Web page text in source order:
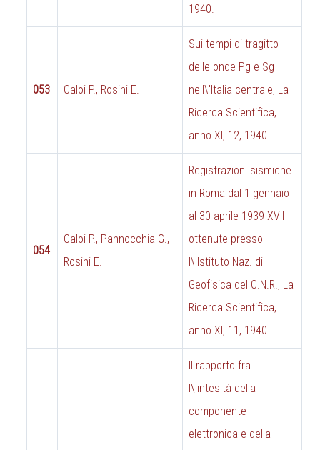
1940.
053 Caloi P., Rosini E.
Sui tempi di tragitto
delle onde Pg e Sg
nell\'Italia centrale, La
Ricerca Scientifica,
anno XI, 12, 1940.
054
Caloi P., Pannocchia G.,
Rosini E.
Registrazioni sismiche
in Roma dal 1 gennaio
al 30 aprile 1939-XVII
ottenute presso
l\'Istituto Naz. di
Geofisica del C.N.R., La
Ricerca Scientifica,
anno XI, 11, 1940.
Il rapporto fra
l\'intesità della
componente
elettronica e della